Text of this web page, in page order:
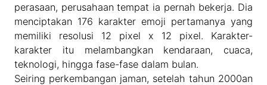
perasaan, perusahaan tempat ia pernah bekerja. Dia
menciptakan 176 karakter emoji pertamanya yang
memiliki resolusi 12 pixel x 12 pixel. Karakter-
karakter itu melambangkan kendaraan, cuaca,
teknologi, hingga fase-fase dalam bulan.
Seiring perkembangan jaman, setelah tahun 2000an